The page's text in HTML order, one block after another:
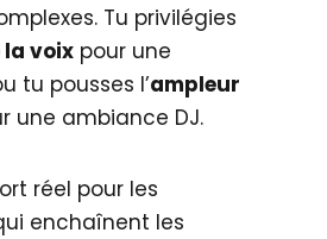
Tu privilégies
voix pour une
tu pousses l’ampleur
une ambiance DJ.
réel pour les
enchaînent les